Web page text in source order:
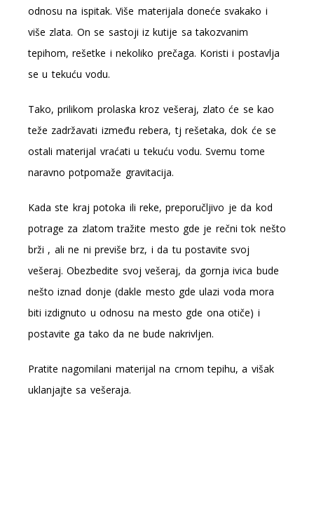
odnosu na ispitak. Više materijala doneće svakako i
više zlata. On se sastoji iz kutije sa takozvanim
tepihom, rešetke i nekoliko prečaga. Koristi i postavlja
se u tekuću vodu.
Tako, prilikom prolaska kroz vešeraj, zlato će se kao
teže zadržavati između rebera, tj rešetaka, dok će se
ostali materijal vraćati u tekuću vodu. Svemu tome
naravno potpomaže gravitacija.
Kada ste kraj potoka ili reke, preporučljivo je da kod
potrage za zlatom tražite mesto gde je rečni tok nešto
brži , ali ne ni previše brz, i da tu postavite svoj
vešeraj. Obezbedite svoj vešeraj, da gornja ivica bude
nešto iznad donje (dakle mesto gde ulazi voda mora
biti izdignuto u odnosu na mesto gde ona otiče) i
postavite ga tako da ne bude nakrivljen.
Pratite nagomilani materijal na crnom tepihu, a višak
uklanjajte sa vešeraja.